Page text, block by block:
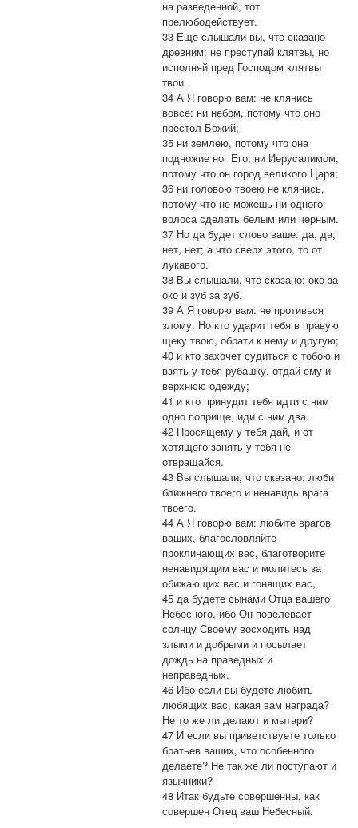
на разведенной, тот
прелюбодействует.
33 Еще слышали вы, что сказано
древним: не преступай клятвы, но
исполняй пред Господом клятвы
твои.
34 А Я говорю вам: не клянись
вовсе: ни небом, потому что оно
престол Божий;
35 ни землею, потому что она
подножие ног Его; ни Иерусалимом,
потому что он город великого Царя;
36 ни головою твоею не клянись,
потому что не можешь ни одного
волоса сделать белым или черным.
37 Но да будет слово ваше: да, да;
нет, нет; а что сверх этого, то от
лукавого.
38 Вы слышали, что сказано: око за
око и зуб за зуб.
39 А Я говорю вам: не противься
злому. Но кто ударит тебя в правую
щеку твою, обрати к нему и другую;
40 и кто захочет судиться с тобою и
взять у тебя рубашку, отдай ему и
верхнюю одежду;
41 и кто принудит тебя идти с ним
одно поприще, иди с ним два.
42 Просящему у тебя дай, и от
хотящего занять у тебя не
отвращайся.
43 Вы слышали, что сказано: люби
ближнего твоего и ненавидь врага
твоего.
44 А Я говорю вам: любите врагов
ваших, благословляйте
проклинающих вас, благотворите
ненавидящим вас и молитесь за
обижающих вас и гонящих вас,
45 да будете сынами Отца вашего
Небесного, ибо Он повелевает
солнцу Своему восходить над
злыми и добрыми и посылает
дождь на праведных и
неправедных.
46 Ибо если вы будете любить
любящих вас, какая вам награда?
Не то же ли делают и мытари?
47 И если вы приветствуете только
братьев ваших, что особенного
делаете? Не так же ли поступают и
язычники?
48 Итак будьте совершенны, как
совершен Отец ваш Небесный.